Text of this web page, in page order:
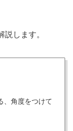
説します。
、角度をつけて